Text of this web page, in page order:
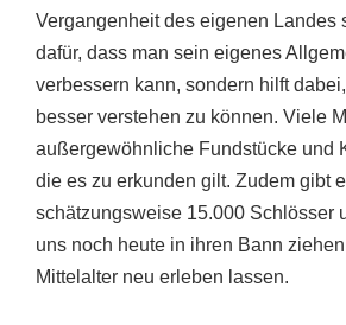
Vergangenheit des eigenen Landes
dafür, dass man sein eigenes
verbessern kann, sondern hilft
besser verstehen zu können. Viele
außergewöhnliche Fundstücke und
die es zu erkunden gilt. Zudem gibt
schätzungsweise 15.000 Schlösser
uns noch heute in ihren Bann
Mittelalter neu erleben lassen.